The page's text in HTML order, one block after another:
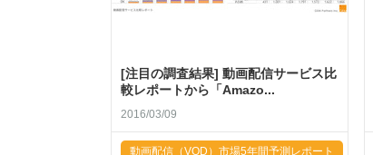
[注目の調査結果] 動画配信サービス比
較レポートから「Amazo...
2016/03/09
動画配信（VOD）市場5年間予測レポート